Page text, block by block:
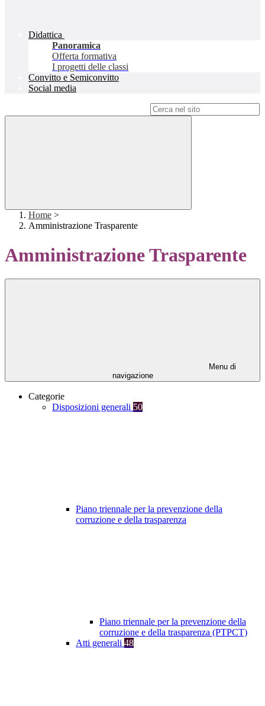
Didattica
Panoramica
Offerta formativa
I progetti delle classi
Convitto e Semiconvitto
Social media
Home >
Amministrazione Trasparente
Amministrazione Trasparente
Menu di
navigazione
Categorie
Disposizioni generali 50
Piano triennale per la prevenzione della
corruzione e della trasparenza
Piano triennale per la prevenzione della
corruzione e della trasparenza (PTPCT)
Atti generali 48